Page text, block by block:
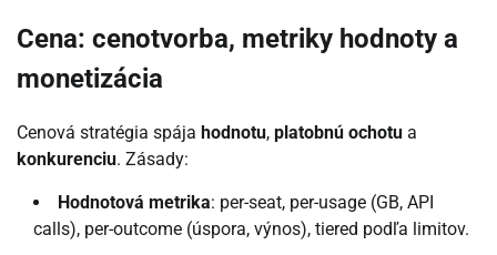
Cena: cenotvorba, metriky hodnoty a
monetizácia
Cenová stratégia spája hodnotu, platobnú ochotu a
konkurenciu. Zásady:
Hodnotová metrika: per-seat, per-usage (GB, API
calls), per-outcome (úspora, výnos), tiered podľa limitov.